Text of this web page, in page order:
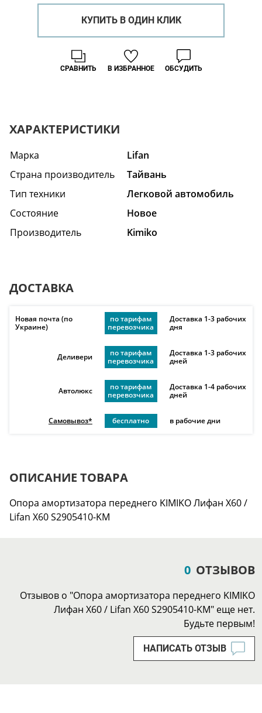
КУПИТЬ В ОДИН КЛИК
В ИЗБРАННОЕ
СРАВНИТЬ ОБСУДИТЬ
ХАРАКТЕРИСТИКИ
Марка
Lifan
Страна производитель
Тайвань
Тип техники
Легковой автомобиль
Состояние
Hовое
Производитель
Kimiko
ДОСТАВКА
Новая почта (по
Украине)
по тарифам
перевозчика
Доставка 1-3 рабочих
дня
Деливери
по тарифам
перевозчика
Доставка 1-3 рабочих
дней
Автолюкс
по тарифам
перевозчика
Доставка 1-4 рабочих
дней
Самовывоз* бесплатно в рабочие дни
ОПИСАНИЕ ТОВАРА
Опора амортизатора переднего KIMIKO Лифан Х60 /
Lifan X60 S2905410-KM
0 ОТЗЫВОВ
Отзывов о "Опора амортизатора переднего KIMIKO
Лифан Х60 / Lifan X60 S2905410-KM" еще нет.
Будьте первым!
НАПИСАТЬ ОТЗЫВ